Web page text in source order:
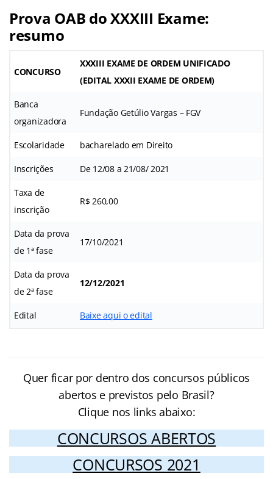
Prova OAB do XXXIII Exame:
resumo
CONCURSO
XXXIII EXAME DE ORDEM UNIFICADO
(EDITAL XXXII EXAME DE ORDEM)
Banca
organizadora
Fundação Getúlio Vargas – FGV
Escolaridade bacharelado em Direito
Inscrições De 12/08 a 21/08/ 2021
Taxa de
inscrição
R$ 260,00
Data da prova
de 1ª fase
17/10/2021
Data da prova
de 2ª fase
12/12/2021
Edital Baixe aqui o edital
Quer ficar por dentro dos concursos públicos
abertos e previstos pelo Brasil?
Clique nos links abaixo:
CONCURSOS ABERTOS
CONCURSOS 2021